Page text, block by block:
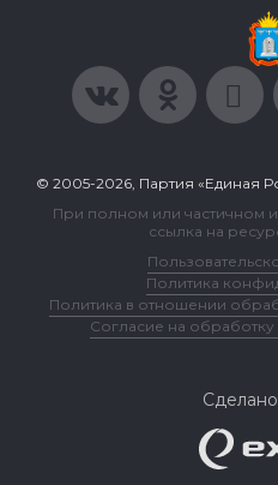
© 2005-2026, Партия «Единая
При полном или частичном
ссылка на
Политика
Политика в отношении
Согласие на